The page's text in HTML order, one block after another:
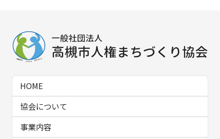
HOME
協会について
事業内容